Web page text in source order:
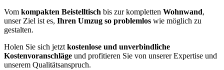
Vom kompakten Beistelltisch bis zur kompletten Wohnwand,
unser Ziel ist es, Ihren Umzug so problemlos wie möglich zu
gestalten.
Holen Sie sich jetzt kostenlose und unverbindliche
Kostenvoranschläge und profitieren Sie von unserer Expertise und
unserem Qualitätsanspruch.